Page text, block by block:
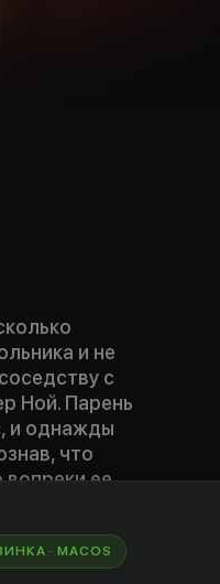
и не
с
Ной. Парень
и однажды
что
ее
control»
· MACOS